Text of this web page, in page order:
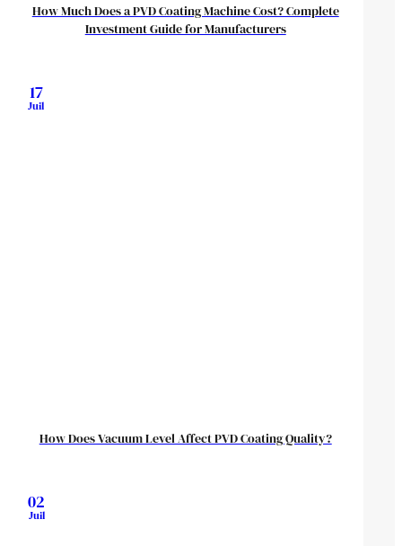
How Much Does a PVD Coating Machine Cost? Complete
Investment Guide for Manufacturers
17
Juil
How Does Vacuum Level Affect PVD Coating Quality?
02
Juil